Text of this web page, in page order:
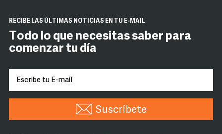
RECIBE LAS ÚLTIMAS NOTICIAS EN TU E-MAIL
Todo lo que necesitas saber para
comenzar tu día
Suscríbete